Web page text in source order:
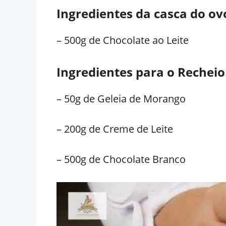
Ingredientes da casca do
– 500g de Chocolate ao Leite
Ingredientes para o Recheio
– 50g de Geleia de Morango
– 200g de Creme de Leite
– 500g de Chocolate Branco